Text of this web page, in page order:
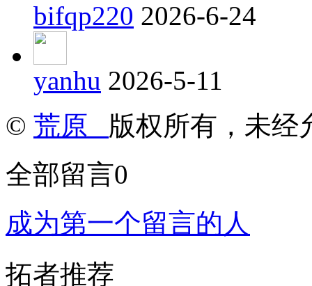
bifqp220 2026-6-24
yanhu 2026-5-11
© 荒原 版权所有，未经
全部留言0
成为第一个留言的人
拓者推荐